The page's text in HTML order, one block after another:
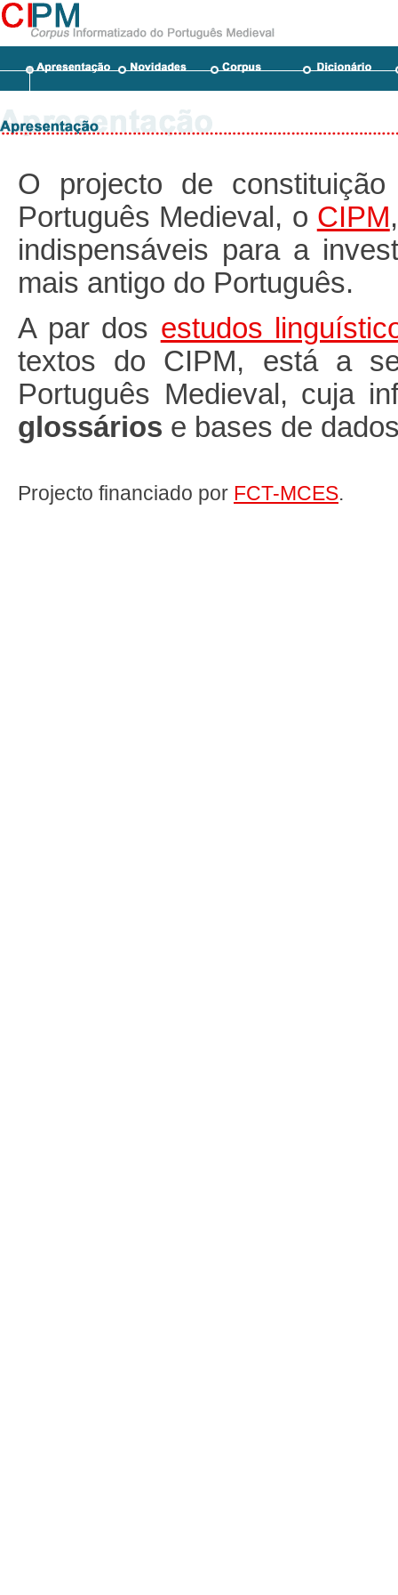
O projecto de
Português Medieval, o CIPM
indispensáveis para a
mais antigo do Português.
A par dos estudos
textos do CIPM, está a
Português Medieval, cuja
glossários e bases de
Projecto financiado por FCT-MCES.